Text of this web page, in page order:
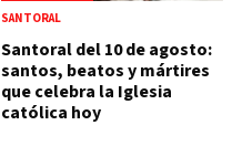
SANTORAL
Santoral del 10 de agosto:
santos, beatos y mártires
que celebra la Iglesia
católica hoy